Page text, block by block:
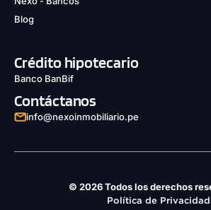
Blog
Crédito hipotecario
Banco BanBif
Contáctanos
info@nexoinmobiliario.pe
© 2026 Todos los derechos
Política de Privacidad